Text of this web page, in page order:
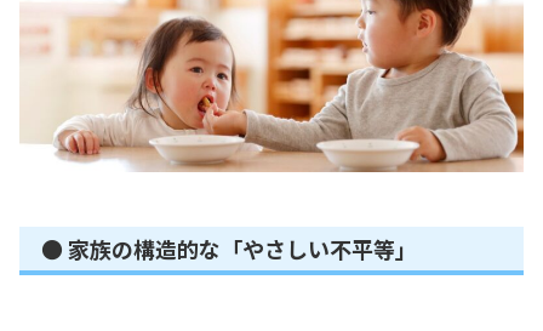
● 家族の構造的な「やさしい不平等」